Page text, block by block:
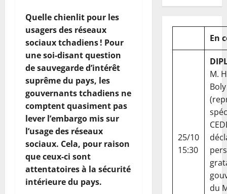
Quelle chienlit pour les
usagers des réseaux
sociaux tchadiens ! Pour
une soi-disant question
de sauvegarde d’intérêt
suprême du pays, les
gouvernants tchadiens ne
comptent quasiment pas
lever l’embargo mis sur
l’usage des réseaux
sociaux. Cela, pour raison
que ceux-ci sont
attentatoires à la sécurité
intérieure du pays.
En
25/10
15:30
M.
Boly
du